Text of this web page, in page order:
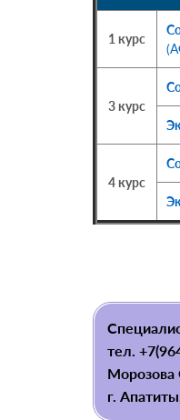
1 курс
3 курс
4 курс
тел.
Морозова
г.